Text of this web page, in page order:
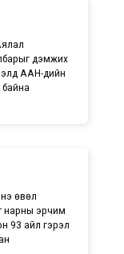
дэмжих
ААН-үүдийн
өвөл
нарны эрчим
93 айл гэрэл